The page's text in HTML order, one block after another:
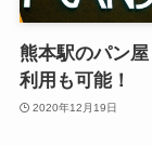
熊本駅のパン
利用も可能！
2020年12月19日